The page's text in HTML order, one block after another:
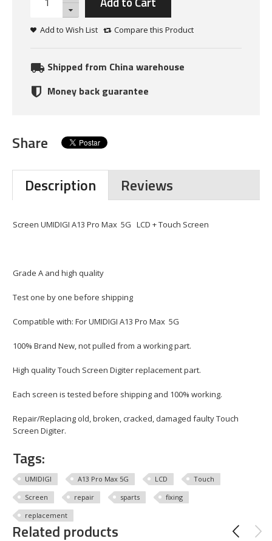
Add to Wish List Compare this Product
Shipped from China warehouse
Money back guarantee
Share
Description
Reviews
Screen UMIDIGI A13 Pro Max 5G LCD + Touch Screen
Grade A and high quality
Test one by one before shipping
Compatible with: For UMIDIGI A13 Pro Max 5G
100% Brand New, not pulled from a working part.
High quality Touch Screen Digiter replacement part.
Each screen is tested before shipping and 100% working.
Repair/Replacing old, broken, cracked, damaged faulty Touch
Screen Digiter.
Tags:
UMIDIGI A13 Pro Max 5G LCD
Touch
Screen
repair sparts
fixing
replacement
Related products